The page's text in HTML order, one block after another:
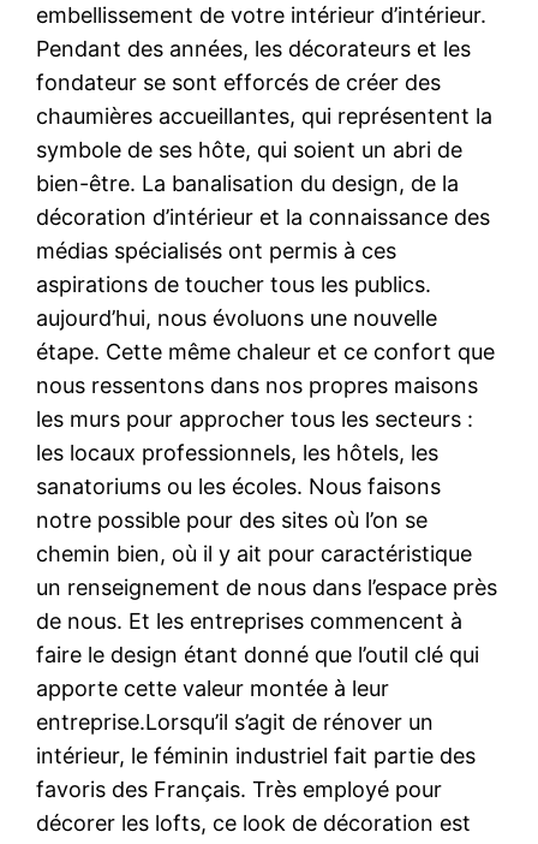
embellissement de votre intérieur d’intérieur.
Pendant des années, les décorateurs et les
fondateur se sont efforcés de créer des
chaumières accueillantes, qui représentent la
symbole de ses hôte, qui soient un abri de
bien-être. La banalisation du design, de la
décoration d’intérieur et la connaissance des
médias spécialisés ont permis à ces
aspirations de toucher tous les publics.
aujourd’hui, nous évoluons une nouvelle
étape. Cette même chaleur et ce confort que
nous ressentons dans nos propres maisons
les murs pour approcher tous les secteurs :
les locaux professionnels, les hôtels, les
sanatoriums ou les écoles. Nous faisons
notre possible pour des sites où l’on se
chemin bien, où il y ait pour caractéristique
un renseignement de nous dans l’espace près
de nous. Et les entreprises commencent à
faire le design étant donné que l’outil clé qui
apporte cette valeur montée à leur
entreprise.Lorsqu’il s’agit de rénover un
intérieur, le féminin industriel fait partie des
favoris des Français. Très employé pour
décorer les lofts, ce look de décoration est